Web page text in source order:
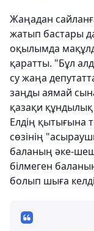
Жаңадан
жатып бастары
оқылымда
қаратты. "Бұл
су жаңа
заңды аямай
қазақи құндылық
Елдің қытығына
сөзінің
баланың әке-
білмеген
болып шыға